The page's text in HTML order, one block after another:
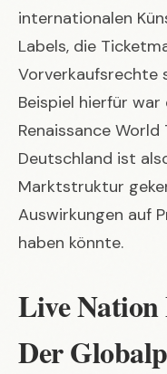
internationalen
Labels, die
Vorverkaufsrechte
Beispiel hierfür
Renaissance
Deutschland ist
Marktstruktur
Auswirkungen auf
haben könnte.
Live
Der